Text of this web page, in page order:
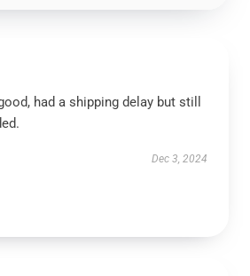
had a shipping delay but still
Dec 3, 2024